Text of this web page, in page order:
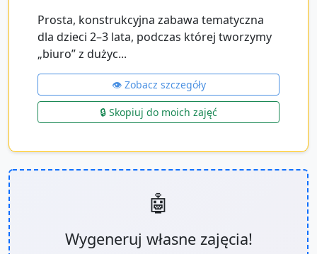
Prosta, konstrukcyjna zabawa tematyczna
dla dzieci 2–3 lata, podczas której tworzymy
„biuro” z dużyc...
👁️ Zobacz szczegóły
🔒 Skopiuj do moich zajęć
🤖
Wygeneruj własne zajęcia!